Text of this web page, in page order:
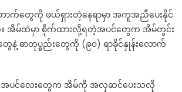
ကာ
င္းေ
အာ
မ္
တွေကို ဖယ်ရှားတဲ့နေရာမှာ အကူအညီပေးနိုင်
အိမ်ထဲမှာ စိုက်ထားလို့ရတဲ့အပင်တွေက အိမ်တွင်း
ဓာတုပ္စည်းတွေကို (၉၀) ရာခိုင်နှုန်းလောက်
ပင်လေးတွေက အိမ်ကို အလှဆင်ပေးသလို